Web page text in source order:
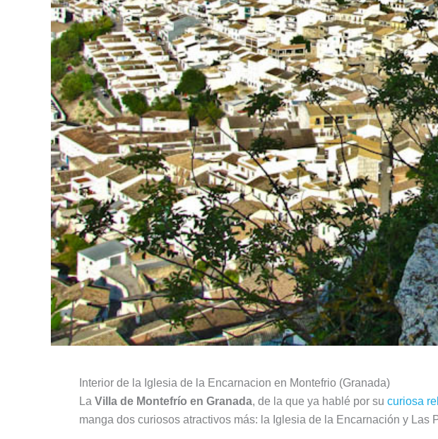
Interior de la Iglesia de la Encarnacion en Montefrio (Granada)
La Villa de Montefrío en Granada, de la que ya hablé por su curiosa
manga dos curiosos atractivos más: la Iglesia de la Encarnación y